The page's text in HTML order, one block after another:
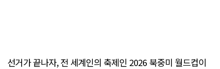
선거가 끝나자, 전 세계인의 축제인 2026 북중미 월드컵이